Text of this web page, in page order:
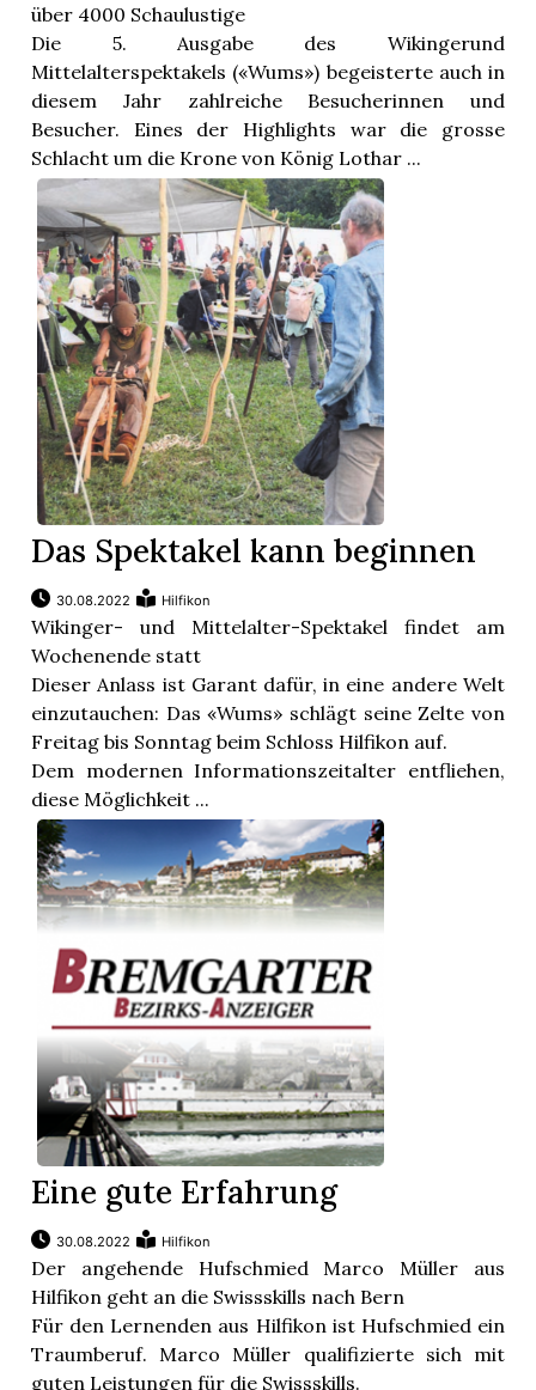
über 4000 Schaulustige
Die 5. Ausgabe des Wikingerund
Mittelalterspektakels («Wums») begeisterte auch in
diesem Jahr zahlreiche Besucherinnen und
Besucher. Eines der Highlights war die grosse
Schlacht um die Krone von König Lothar ...
Das Spektakel kann beginnen
30.08.2022 Hilfikon
Wikinger- und Mittelalter-Spektakel findet am
Wochenende statt
Dieser Anlass ist Garant dafür, in eine andere Welt
einzutauchen: Das «Wums» schlägt seine Zelte von
Freitag bis Sonntag beim Schloss Hilfikon auf.
Dem modernen Informationszeitalter entfliehen,
diese Möglichkeit ...
Eine gute Erfahrung
30.08.2022 Hilfikon
Der angehende Hufschmied Marco Müller aus
Hilfikon geht an die Swissskills nach Bern
Für den Lernenden aus Hilfikon ist Hufschmied ein
Traumberuf. Marco Müller qualifizierte sich mit
guten Leistungen für die Swissskills.